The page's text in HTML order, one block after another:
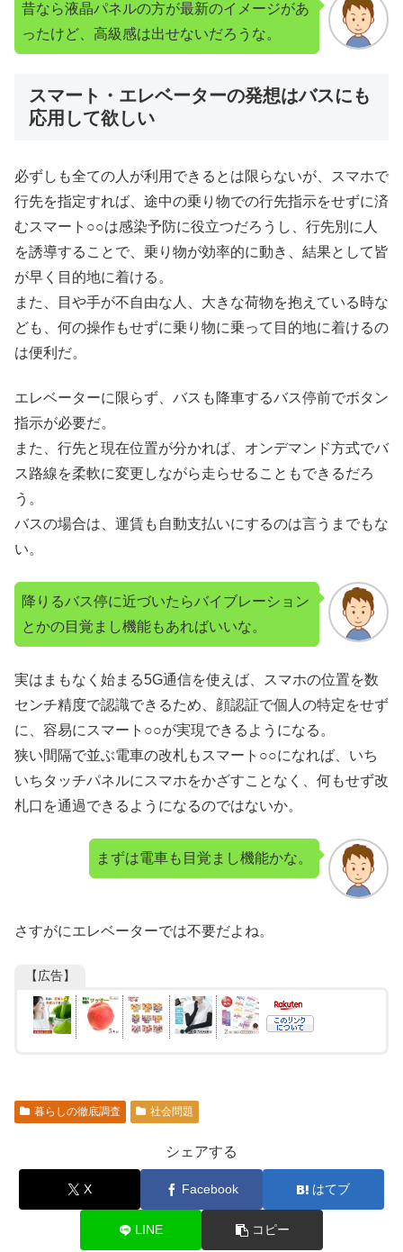
昔なら液晶パネルの方が最新のイメージがあ
ったけど、高級感は出せないだろうな。
スマート・エレベーターの発想はバスにも
応用して欲しい
必ずしも全ての人が利用できるとは限らないが、スマホで
行先を指定すれば、途中の乗り物での行先指示をせずに済
むスマート○○は感染予防に役立つだろうし、行先別に人
を誘導することで、乗り物が効率的に動き、結果として皆
が早く目的地に着ける。
また、目や手が不自由な人、大きな荷物を抱えている時な
ども、何の操作もせずに乗り物に乗って目的地に着けるの
は便利だ。
エレベーターに限らず、バスも降車するバス停前でボタン
指示が必要だ。
また、行先と現在位置が分かれば、オンデマンド方式でバ
ス路線を柔軟に変更しながら走らせることもできるだろ
う。
バスの場合は、運賃も自動支払いにするのは言うまでもな
い。
降りるバス停に近づいたらバイブレーション
とかの目覚まし機能もあればいいな。
実はまもなく始まる5G通信を使えば、スマホの位置を数
センチ精度で認識できるため、顔認証で個人の特定をせず
に、容易にスマート○○が実現できるようになる。
狭い間隔で並ぶ電車の改札もスマート○○になれば、いち
いちタッチパネルにスマホをかざすことなく、何もせず改
札口を通過できるようになるのではないか。
まずは電車も目覚まし機能かな。
さすがにエレベーターでは不要だよね。
【広告】
暮らしの徹底調査 社会問題
シェアする
X Facebook はてブ
LINE コピー